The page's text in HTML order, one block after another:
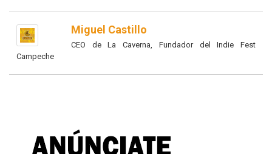
Miguel Castillo
CEO de La Caverna, Fundador del Indie Fest
Campeche